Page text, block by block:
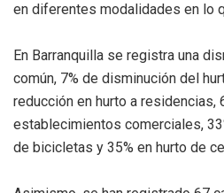
en diferentes modalidades en lo
En Barranquilla se registra una
común, 7% de disminución del
reducción en hurto a residencias,
establecimientos comerciales,
de bicicletas y 35% en hurto de